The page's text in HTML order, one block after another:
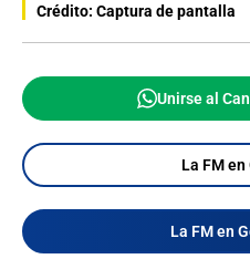
Crédito: Captura de pantalla
Unirse al
La FM
La FM en